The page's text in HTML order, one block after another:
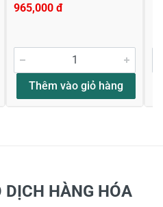
965,000 đ
Thêm vào giỏ hàng
DỊCH HÀNG HÓA